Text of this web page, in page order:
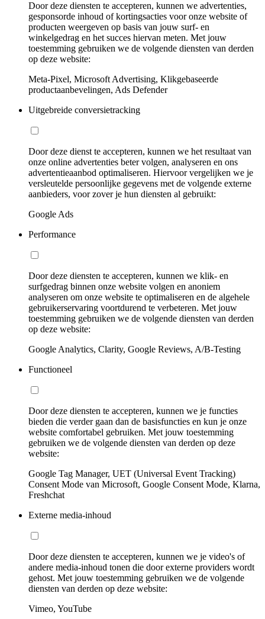
Door deze diensten te accepteren, kunnen we advertenties,
gesponsorde inhoud of kortingsacties voor onze website of
producten weergeven op basis van jouw surf- en
winkelgedrag en het succes hiervan meten. Met jouw
toestemming gebruiken we de volgende diensten van derden
op deze website:
Meta-Pixel, Microsoft Advertising, Klikgebaseerde
productaanbevelingen, Ads Defender
Uitgebreide conversietracking
Door deze dienst te accepteren, kunnen we het resultaat van
onze online advertenties beter volgen, analyseren en ons
advertentieaanbod optimaliseren. Hiervoor vergelijken we je
versleutelde persoonlijke gegevens met de volgende externe
aanbieders, voor zover je hun diensten al gebruikt:
Google Ads
Performance
Door deze diensten te accepteren, kunnen we klik- en
surfgedrag binnen onze website volgen en anoniem
analyseren om onze website te optimaliseren en de algehele
gebruikerservaring voortdurend te verbeteren. Met jouw
toestemming gebruiken we de volgende diensten van derden
op deze website:
Google Analytics, Clarity, Google Reviews, A/B-Testing
Functioneel
Door deze diensten te accepteren, kunnen we je functies
bieden die verder gaan dan de basisfuncties en kun je onze
website comfortabel gebruiken. Met jouw toestemming
gebruiken we de volgende diensten van derden op deze
website:
Google Tag Manager, UET (Universal Event Tracking)
Consent Mode van Microsoft, Google Consent Mode, Klarna,
Freshchat
Externe media-inhoud
Door deze diensten te accepteren, kunnen we je video's of
andere media-inhoud tonen die door externe providers wordt
gehost. Met jouw toestemming gebruiken we de volgende
diensten van derden op deze website:
Vimeo, YouTube